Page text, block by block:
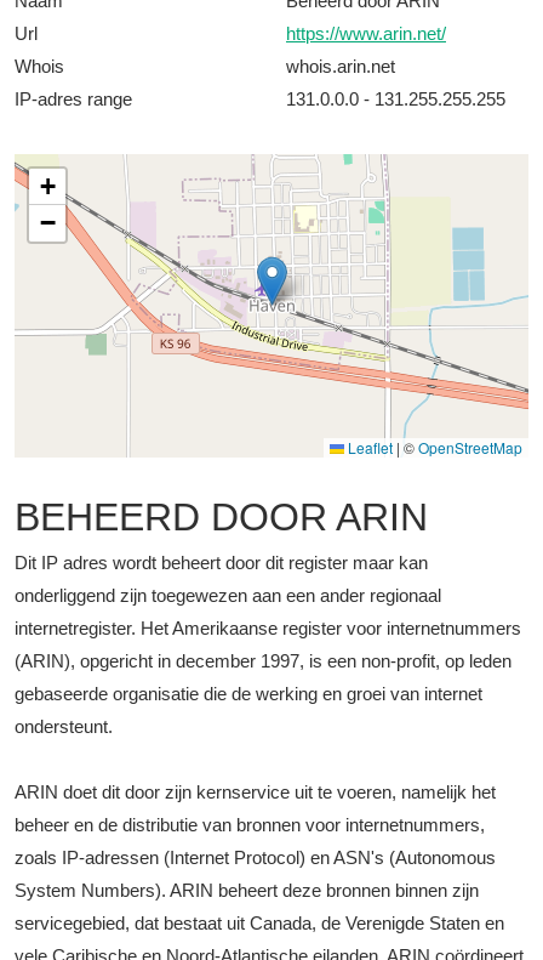
Url
https://www.arin.net/
Whois
whois.arin.net
IP-adres range
131.0.0.0 - 131.255.255.255
+
−
Leaflet | ©OpenStreetMap
BEHEERD DOOR ARIN
Dit IP adres wordt beheert door dit register maar kan
onderliggend zijn toegewezen aan een ander regionaal
internetregister. Het Amerikaanse register voor internetnummers
(ARIN), opgericht in december 1997, is een non-profit, op leden
gebaseerde organisatie die de werking en groei van internet
ondersteunt.
ARIN doet dit door zijn kernservice uit te voeren, namelijk het
beheer en de distributie van bronnen voor internetnummers,
zoals IP-adressen (Internet Protocol) en ASN's (Autonomous
System Numbers). ARIN beheert deze bronnen binnen zijn
servicegebied, dat bestaat uit Canada, de Verenigde Staten en
vele Caribische en Noord-Atlantische eilanden. ARIN coördineert